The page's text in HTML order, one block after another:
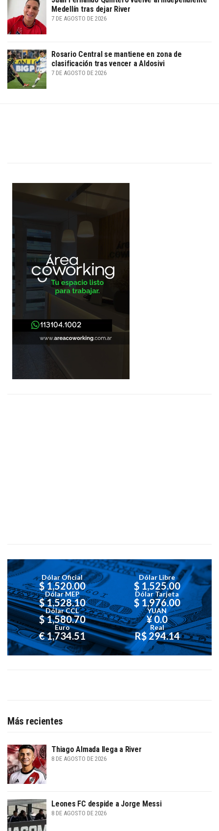
Medellín tras dejar River
7 DE AGOSTO DE 2026
Rosario Central se mantiene en zona de
clasificación tras vencer a Aldosivi
7 DE AGOSTO DE 2026
Dólar Oficial
$ 1,520.00
Dólar Libre
$ 1,525.00
Dólar MEP
$ 1,528.10
Dólar Tarjeta
$ 1,976.00
Dólar CCL
$ 1,580.70
YUAN
¥ 0.0
Euro
€ 1,734.51
Real
R$ 294.14
Más recientes
Thiago Almada llega a River
8 DE AGOSTO DE 2026
Leones FC despide a Jorge Messi
8 DE AGOSTO DE 2026